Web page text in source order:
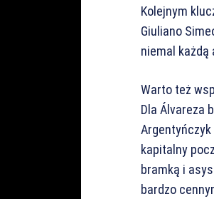
Kolejnym
Giuliano
niemal każdą
Warto też
Dla Álvareza
Argentyńczyk
kapitalny
bramką i
bardzo